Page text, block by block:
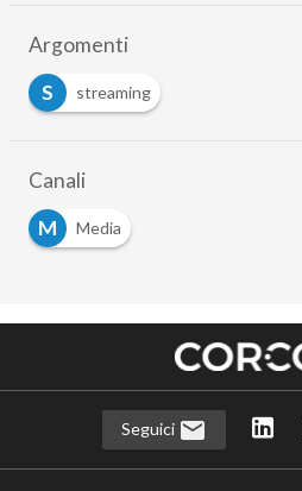
Argomenti
S
streaming
Canali
M
Media
Seguici